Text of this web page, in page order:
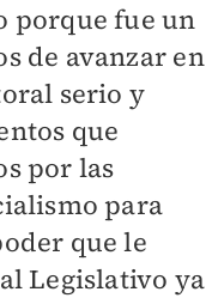
porque fue un
de avanzar en
serio y
que
por las
para
que le
Legislativo ya